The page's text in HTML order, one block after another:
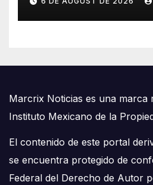
Augusto
Marcrix Noticias es una marca
Instituto Mexicano de la
El contenido de este portal
se encuentra protegido de
Federal del Derecho de Autor